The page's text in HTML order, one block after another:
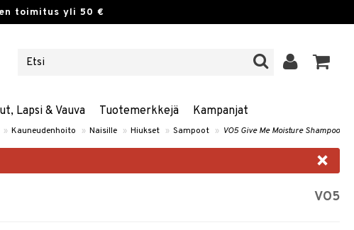
toimitus yli 50 €
Lapsi & Vauva Tuotemerkkejä Kampanjat
» Kauneudenhoito » Naisille » Hiukset » Sampoot » VO5 Give Me Moisture Shampoo
×
VO5